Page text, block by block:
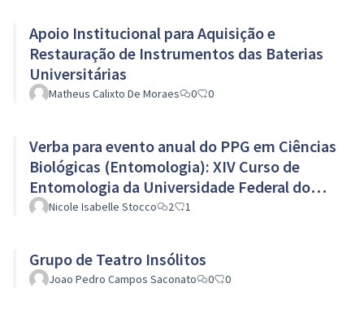
Apoio Institucional para Aquisição e
Restauração de Instrumentos das Baterias
Universitárias
Matheus Calixto De Moraes 0 0
Verba para evento anual do PPG em Ciências
Biológicas (Entomologia): XIV Curso de
Entomologia da Universidade Federal do
Paraná (UFPR)
Nicole Isabelle Stocco 2 1
Grupo de Teatro Insólitos
Joao Pedro Campos Saconato 0 0